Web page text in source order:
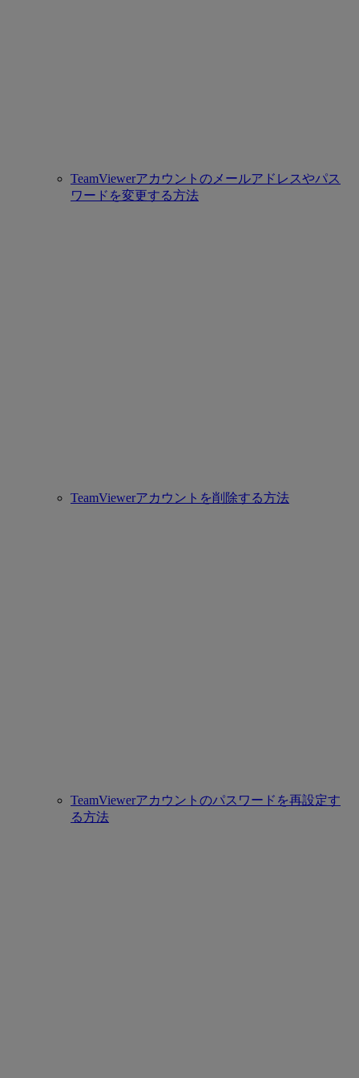
TeamViewerアカウントのメールアドレスやパス
ワードを変更する方法
TeamViewerアカウントを削除する方法
TeamViewerアカウントのパスワードを再設定す
る方法